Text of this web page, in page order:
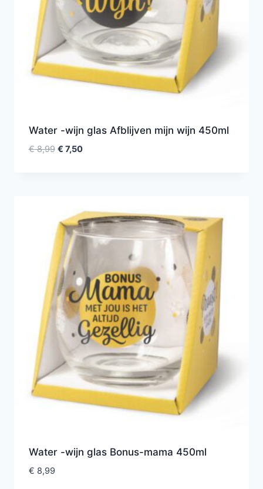
Water -wijn glas Afblijven mijn wijn 450ml
€8,99 € 7,50
Water -wijn glas Bonus-mama 450ml
€ 8,99